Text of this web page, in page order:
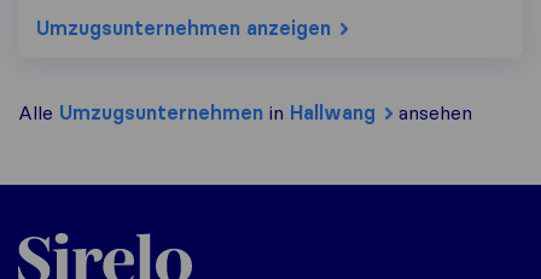
Umzugs​unternehmen anzeigen
Alle Umzugs​unternehmen in Hallwang ansehen
Sirelo.at